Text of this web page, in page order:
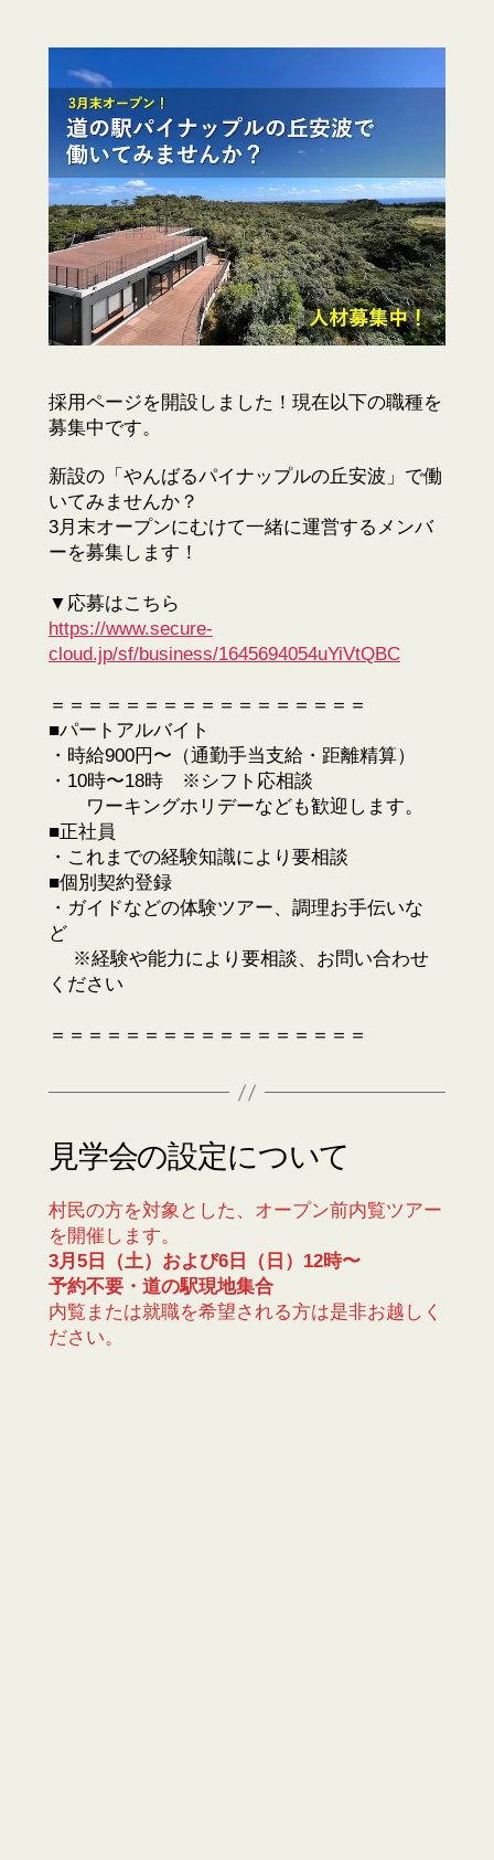
採用ページを開設しました！現在以下の職種を
募集中です。
新設の「やんばるパイナップルの丘安波」で働
いてみませんか？
3月末オープンにむけて一緒に運営するメンバ
ーを募集します！
▼応募はこちら
https://www.secure-
cloud.jp/sf/business/1645694054uYiVtQBC
＝＝＝＝＝＝＝＝＝＝＝＝＝＝＝＝＝
■パートアルバイト
・時給900円〜（通勤手当支給・距離精算）
・10時〜18時 ※シフト応相談
ワーキングホリデーなども歓迎します。
■正社員
・これまでの経験知識により要相談
■個別契約登録
・ガイドなどの体験ツアー、調理お手伝いな
ど
※経験や能力により要相談、お問い合わせ
ください
＝＝＝＝＝＝＝＝＝＝＝＝＝＝＝＝＝
見学会の設定について
村民の方を対象とした、オープン前内覧ツアー
を開催します。
3月5日（土）および6日（日）12時〜
予約不要・道の駅現地集合
内覧または就職を希望される方は是非お越しく
ださい。